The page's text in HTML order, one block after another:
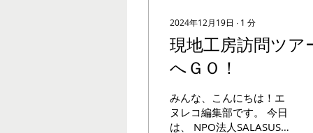
2024年12月19日 ∙ 1 分
現地工房訪問ツア
へＧＯ！
みんな、こんにちは！エ
ヌレコ編集部です。 今日
は、 NPO法人SALASUSU